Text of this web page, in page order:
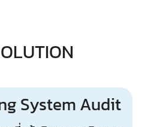
System Audit